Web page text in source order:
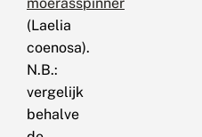
(Laelia
coenosa).
N.B.:
vergelijk
behalve